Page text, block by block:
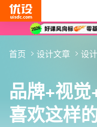
品牌+视
喜欢这样
首页 设计文章 设